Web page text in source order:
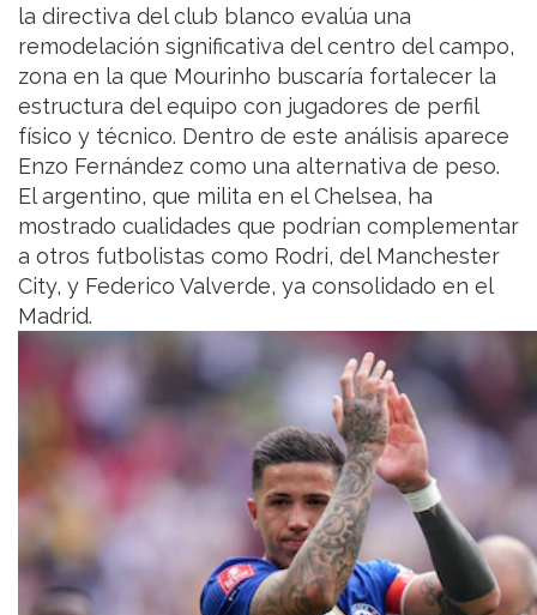
la directiva del club blanco evalúa una
remodelación significativa del centro del campo,
zona en la que Mourinho buscaría fortalecer la
estructura del equipo con jugadores de perfil
físico y técnico. Dentro de este análisis aparece
Enzo Fernández como una alternativa de peso.
El argentino, que milita en el Chelsea, ha
mostrado cualidades que podrían complementar
a otros futbolistas como Rodri, del Manchester
City, y Federico Valverde, ya consolidado en el
Madrid.